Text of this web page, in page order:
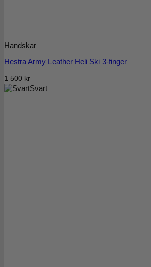
Svart
Handskar
Hestra Army Leather Heli Ski 3-finger
1 500 kr